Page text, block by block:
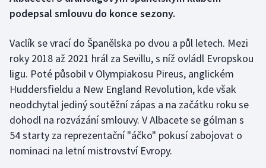
Box
Curling
Dostihy
Florbal
Futsal
podepsal smlouvu do konce sezony.
Vaclík se vrací do Španělska po dvou a půl letech. Mezi
roky 2018 až 2021 hrál za Sevillu, s níž ovládl Evropskou
ligu. Poté působil v Olympiakosu Pireus, anglickém
Huddersfieldu a New England Revolution, kde však
neodchytal jediný soutěžní zápas a na začátku roku se
dohodl na rozvázání smlouvy. V Albacete se gólman s
54 starty za reprezentační "áčko" pokusí zabojovat o
nominaci na letní mistrovství Evropy.